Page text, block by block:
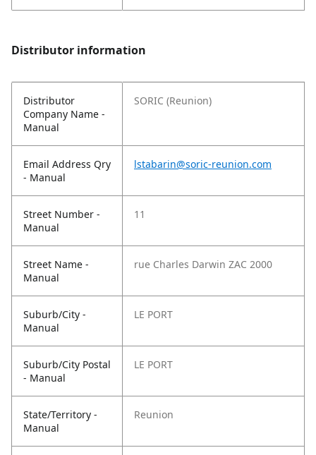
Distributor information
Distributor
Company Name -
Manual
SORIC (Reunion)
Email Address Qry
- Manual
lstabarin@soric-reunion.com
Street Number -
Manual
11
Street Name -
Manual
rue Charles Darwin ZAC 2000
Suburb/City -
Manual
LE PORT
Suburb/City Postal
- Manual
LE PORT
State/Territory -
Manual
Reunion